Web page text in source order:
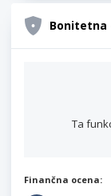
Bonitetna
Ta
Finančna ocena: